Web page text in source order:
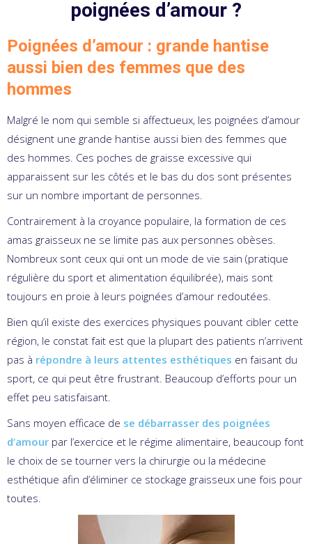
poignées d’amour ?
Poignées d’amour : grande hantise
aussi bien des femmes que des
hommes
Malgré le nom qui semble si affectueux, les poignées d’amour
désignent une grande hantise aussi bien des femmes que
des hommes. Ces poches de graisse excessive qui
apparaissent sur les côtés et le bas du dos sont présentes
sur un nombre important de personnes.
Contrairement à la croyance populaire, la formation de ces
amas graisseux ne se limite pas aux personnes obèses.
Nombreux sont ceux qui ont un mode de vie sain (pratique
régulière du sport et alimentation équilibrée), mais sont
toujours en proie à leurs poignées d’amour redoutées.
Bien qu’il existe des exercices physiques pouvant cibler cette
région, le constat fait est que la plupart des patients n’arrivent
pas à répondre à leurs attentes esthétiques en faisant du
sport, ce qui peut être frustrant. Beaucoup d’efforts pour un
effet peu satisfaisant.
Sans moyen efficace de se débarrasser des poignées
d’amour par l’exercice et le régime alimentaire, beaucoup font
le choix de se tourner vers la chirurgie ou la médecine
esthétique afin d’éliminer ce stockage graisseux une fois pour
toutes.